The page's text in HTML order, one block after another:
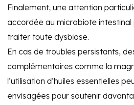
Finalement, une attention
accordée au microbiote
traiter toute dysbiose.
En cas de troubles persistants,
complémentaires comme la
l’utilisation d’huiles essentielles
envisagées pour soutenir